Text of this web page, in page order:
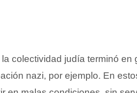
colectividad judía terminó en
nazi, por ejemplo. En